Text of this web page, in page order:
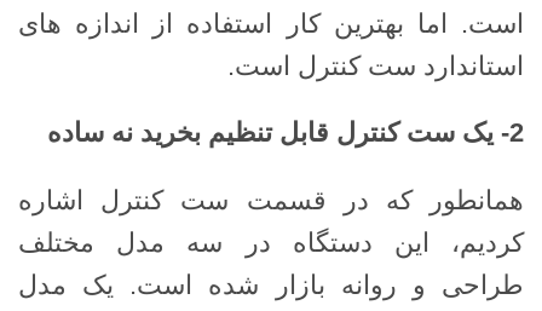
است. اما بهترین کار استفاده از اندازه های
استاندارد ست کنترل است.
2- یک ست کنترل قابل تنظیم بخرید نه ساده
همانطور که در قسمت ست کنترل اشاره
کردیم، این دستگاه در سه مدل مختلف
طراحی و روانه بازار شده است. یک مدل